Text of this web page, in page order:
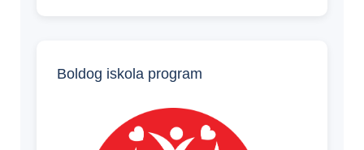
Boldog iskola program